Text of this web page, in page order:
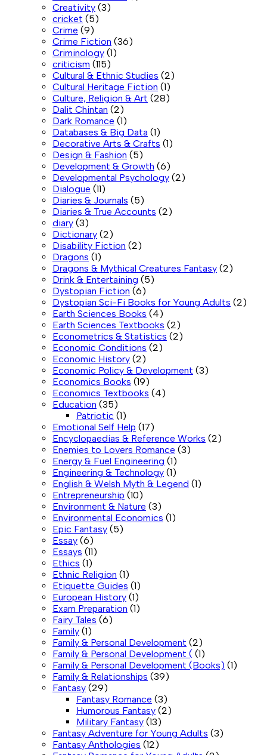
Creativity (3)
cricket (5)
Crime (9)
Crime Fiction (36)
Criminology (1)
criticism (115)
Cultural & Ethnic Studies (2)
Cultural Heritage Fiction (1)
Culture, Religion & Art (28)
Dalit Chintan (2)
Dark Romance (1)
Databases & Big Data (1)
Decorative Arts & Crafts (1)
Design & Fashion (5)
Development & Growth (6)
Developmental Psychology (2)
Dialogue (11)
Diaries & Journals (5)
Diaries & True Accounts (2)
diary (3)
Dictionary (2)
Disability Fiction (2)
Dragons (1)
Dragons & Mythical Creatures Fantasy (2)
Drink & Entertaining (5)
Dystopian Fiction (6)
Dystopian Sci-Fi Books for Young Adults (2)
Earth Sciences Books (4)
Earth Sciences Textbooks (2)
Econometrics & Statistics (2)
Economic Conditions (2)
Economic History (2)
Economic Policy & Development (3)
Economics Books (19)
Economics Textbooks (4)
Education (35)
Patriotic (1)
Emotional Self Help (17)
Encyclopaedias & Reference Works (2)
Enemies to Lovers Romance (3)
Energy & Fuel Engineering (1)
Engineering & Technology (1)
English & Welsh Myth & Legend (1)
Entrepreneurship (10)
Environment & Nature (3)
Environmental Economics (1)
Epic Fantasy (5)
Essay (6)
Essays (11)
Ethics (1)
Ethnic Religion (1)
Etiquette Guides (1)
European History (1)
Exam Preparation (1)
Fairy Tales (6)
Family (1)
Family & Personal Development (2)
Family & Personal Development ( (1)
Family & Personal Development (Books) (1)
Family & Relationships (39)
Fantasy (29)
Fantasy Romance (3)
Humorous Fantasy (2)
Military Fantasy (13)
Fantasy Adventure for Young Adults (3)
Fantasy Anthologies (12)